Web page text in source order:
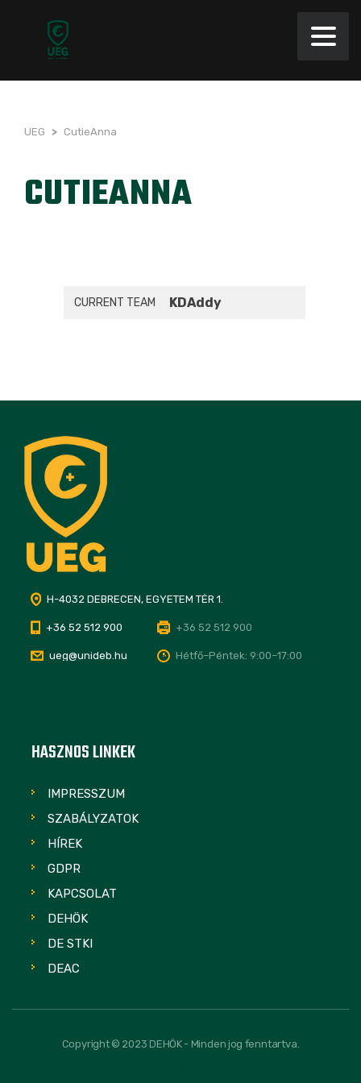
UEG > CutieAnna
CUTIEANNA
CURRENT TEAM KDAddy
H-4032 DEBRECEN, EGYETEM TÉR 1.
+36 52 512 900 +36 52 512 900
ueg@unideb.hu Hétfő–Péntek: 9:00–17:00
HASZNOS LINKEK
IMPRESSZUM
SZABÁLYZATOK
HÍREK
GDPR
KAPCSOLAT
DEHÖK
DE STKI
DEAC
Copyright © 2023 DEHÖK - Minden jog fenntartva.